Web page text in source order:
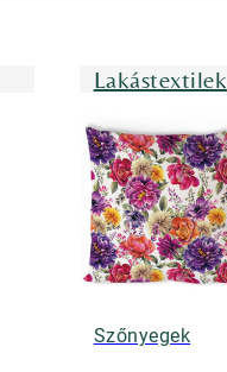
Lakástextilek
Szőnyegek